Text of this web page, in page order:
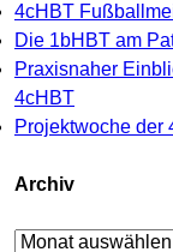
4cHBT
Die 1bHBT am
Praxisnaher
4cHBT
Projektwoche der
Archiv
Archiv